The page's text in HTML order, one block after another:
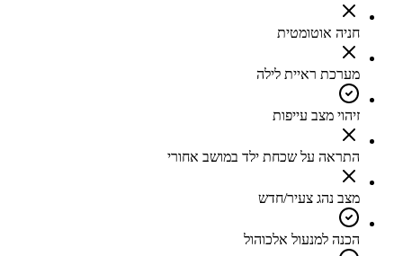
חניה אוטומטית
מערכת ראיית לילה
זיהוי מצב עייפות
התראה על שכחת ילד במושב אחורי
מצב נהג צעיר/חדש
הכנה למנעול אלכוהול